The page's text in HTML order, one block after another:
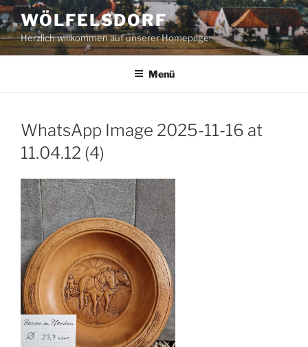
Zum
Inhalt
springen
WÖLFELSDORF
Herzlich willkommen auf unserer Homepage
Menü
WhatsApp Image 2025-11-16 at
11.04.12 (4)